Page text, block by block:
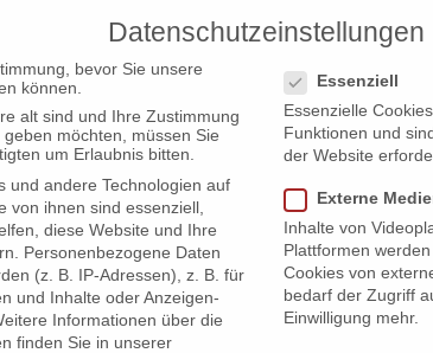
Interactive”
Datenschutzeinstellungen
bevor Sie unsere
können.
alt sind und Ihre Zustimmung
möchten, müssen Sie
um Erlaubnis bitten.
und andere Technologien auf
von ihnen sind essenziell,
diese Website und Ihre
Personenbezogene Daten
(z. B. IP-Adressen), z. B. für
und Inhalte oder Anzeigen-
Informationen über die
finden Sie in unserer
Essenziell
Essenzielle
Funktionen und
der Website
Externe
Inhalte von
Plattformen
Cookies von
bedarf der Zugriff
Einwilligung mehr.